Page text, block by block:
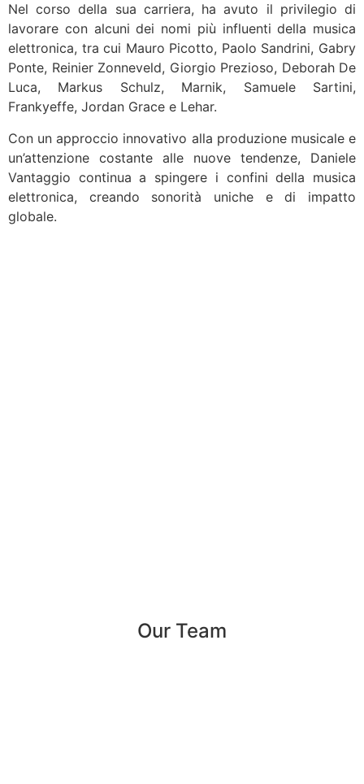
Nel corso della sua carriera, ha avuto il privilegio di
lavorare con alcuni dei nomi più influenti della musica
elettronica, tra cui Mauro Picotto, Paolo Sandrini, Gabry
Ponte, Reinier Zonneveld, Giorgio Prezioso, Deborah De
Luca, Markus Schulz, Marnik, Samuele Sartini,
Frankyeffe, Jordan Grace e Lehar.
Con un approccio innovativo alla produzione musicale e
un’attenzione costante alle nuove tendenze, Daniele
Vantaggio continua a spingere i confini della musica
elettronica, creando sonorità uniche e di impatto
globale.
Our Team